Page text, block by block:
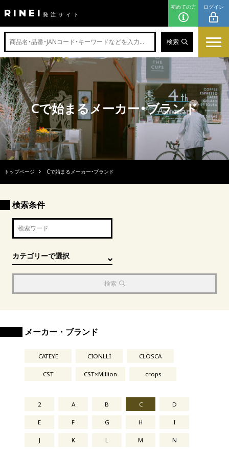
RINEI 発注サイト
初めての方 ログイン
検索
Cで始まるメーカー・ブランド
トップページ Cで始まるメーカー・ブランド
検索条件
検索
メーカー・ブランド
CATEYE CIONLLI CLOSCA
CST CST×Million crops
2 A B C D
E F G H I
J K L M N